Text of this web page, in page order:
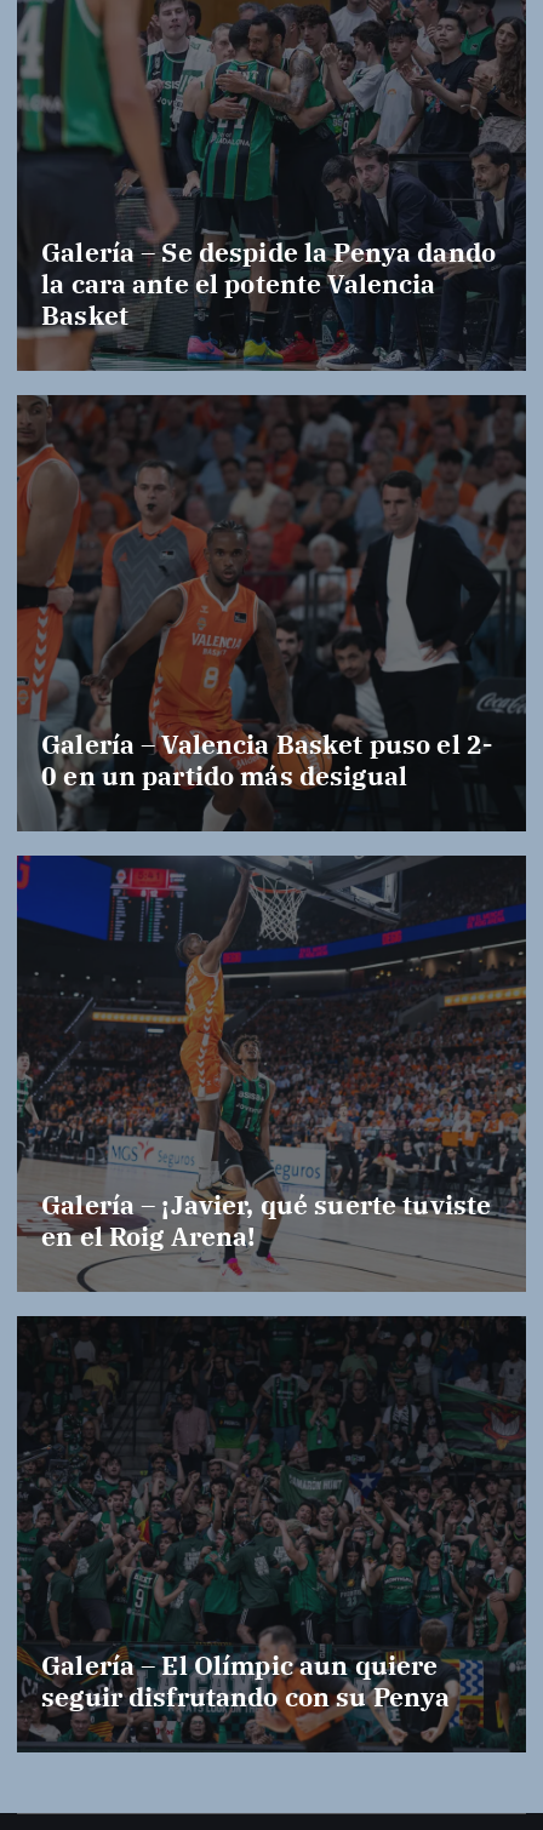
Galería – Se despide la Penya dando
la cara ante el potente Valencia
Basket
Galería – Valencia Basket puso el 2-
0 en un partido más desigual
Galería – ¡Javier, qué suerte tuviste
en el Roig Arena!
Galería – El Olímpic aun quiere
seguir disfrutando con su Penya